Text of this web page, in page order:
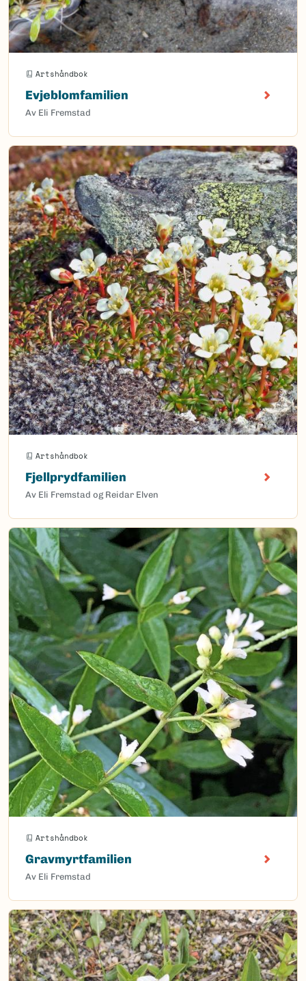
Artshåndbok
Evjeblomfamilien
Av Eli Fremstad
Artshåndbok
Fjellprydfamilien
Av Eli Fremstad og Reidar Elven
Artshåndbok
Gravmyrtfamilien
Av Eli Fremstad